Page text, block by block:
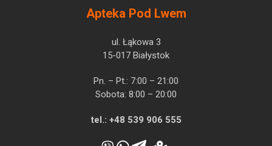
Apteka Pod Lwem
ul. Łąkowa 3
15-017 Białystok
Pn. – Pt.: 7:00 – 21:00
Sobota: 8:00 – 20:00
tel.: +48 539 906 555